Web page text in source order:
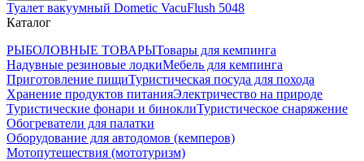
Туалет вакуумный Dometic VacuFlush 5048
Каталог
РЫБОЛОВНЫЕ ТОВАРЫТовары для кемпинга
Надувные резиновые лодкиМебель для кемпинга
Приготовление пищиТуристическая посуда для похода
Хранение продуктов питанияЭлектричество на природе
Туристические фонари и биноклиТуристическое снаряжение
Обогреватели для палатки
Оборудование для автодомов (кемперов)
Мотопутешествия (мототуризм)